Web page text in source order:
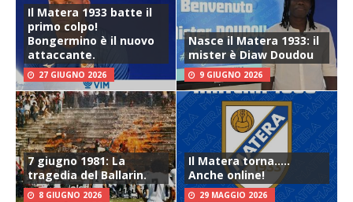
Il Matera 1933 batte il
primo colpo!
Bongermino è il nuovo
attaccante.
27 GIUGNO 2026
Nasce il Matera 1933: il
mister è Diaw Doudou
9 GIUGNO 2026
7 giugno 1981: La
tragedia del Ballarin.
8 GIUGNO 2026
Il Matera torna…..
Anche online!
29 MAGGIO 2026